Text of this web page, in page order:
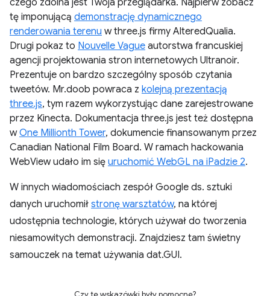
czego zdolna jest Twoja przeglądarka. Najpierw zobacz
tę imponującą demonstrację dynamicznego
renderowania terenu w three.js firmy AlteredQualia.
Drugi pokaz to Nouvelle Vague autorstwa francuskiej
agencji projektowania stron internetowych Ultranoir.
Prezentuje on bardzo szczególny sposób czytania
tweetów. Mr.doob powraca z kolejną prezentacją
three.js, tym razem wykorzystując dane zarejestrowane
przez Kinecta. Dokumentacja three.js jest też dostępna
wOne Millionth Tower, dokumencie finansowanym przez
Canadian National Film Board. W ramach hackowania
WebView udało im się uruchomić WebGL na iPadzie 2.
W innych wiadomościach zespół Google ds. sztuki
danych uruchomił stronę warsztatów, na której
udostępnia technologie, których używał do tworzenia
niesamowitych demonstracji. Znajdziesz tam świetny
samouczek na temat używania dat.GUI.